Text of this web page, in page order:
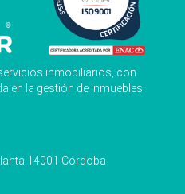
inmobiliarios, con
en la gestión de inmuebles.
14001 Córdoba